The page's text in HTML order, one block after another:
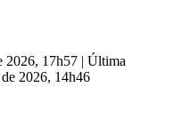
2026, 17h57 | Última
2026, 14h46